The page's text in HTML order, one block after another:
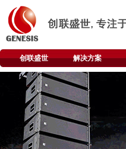
创联盛世 解决方案